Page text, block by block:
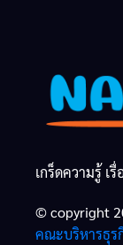
เกร็ดความรู้ เ
© copyright
คณะบริหารธุร